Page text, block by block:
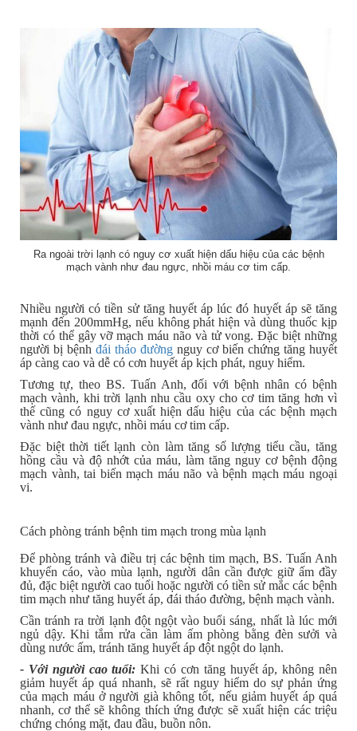
Ra ngoài trời lạnh có nguy cơ xuất hiện dấu hiệu của các bệnh
mạch vành như đau ngực, nhồi máu cơ tim cấp.
Nhiều người có tiền sử tăng huyết áp lúc đó huyết áp sẽ tăng
mạnh đến 200mmHg, nếu không phát hiện và dùng thuốc kịp
thời có thể gây vỡ mạch máu não và tử vong. Đặc biệt những
người bị bệnh đái tháo đường nguy cơ biến chứng tăng huyết
áp càng cao và dễ có cơn huyết áp kịch phát, nguy hiểm.
Tương tự, theo BS. Tuấn Anh, đối với bệnh nhân có bệnh
mạch vành, khi trời lạnh nhu cầu oxy cho cơ tim tăng hơn vì
thế cũng có nguy cơ xuất hiện dấu hiệu của các bệnh mạch
vành như đau ngực, nhồi máu cơ tim cấp.
Đặc biệt thời tiết lạnh còn làm tăng số lượng tiểu cầu, tăng
hồng cầu và độ nhớt của máu, làm tăng nguy cơ bệnh động
mạch vành, tai biến mạch máu não và bệnh mạch máu ngoại
vi.
Cách phòng tránh bệnh tim mạch trong mùa lạnh
Để phòng tránh và điều trị các bệnh tim mạch, BS. Tuấn Anh
khuyến cáo, vào mùa lạnh, người dân cần được giữ ấm đầy
đủ, đặc biệt người cao tuổi hoặc người có tiền sử mắc các bệnh
tim mạch như tăng huyết áp, đái tháo đường, bệnh mạch vành.
Cần tránh ra trời lạnh đột ngột vào buổi sáng, nhất là lúc mới
ngủ dậy. Khi tắm rửa cần làm ấm phòng bằng đèn sưởi và
dùng nước ấm, tránh tăng huyết áp đột ngột do lạnh.
- Với người cao tuổi: Khi có cơn tăng huyết áp, không nên
giảm huyết áp quá nhanh, sẽ rất nguy hiểm do sự phản ứng
của mạch máu ở người già không tốt, nếu giảm huyết áp quá
nhanh, cơ thể sẽ không thích ứng được sẽ xuất hiện các triệu
chứng chóng mặt, đau đầu, buồn nôn.